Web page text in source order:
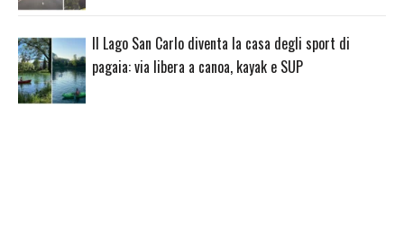
Il Lago San Carlo diventa la casa degli sport di
pagaia: via libera a canoa, kayak e SUP